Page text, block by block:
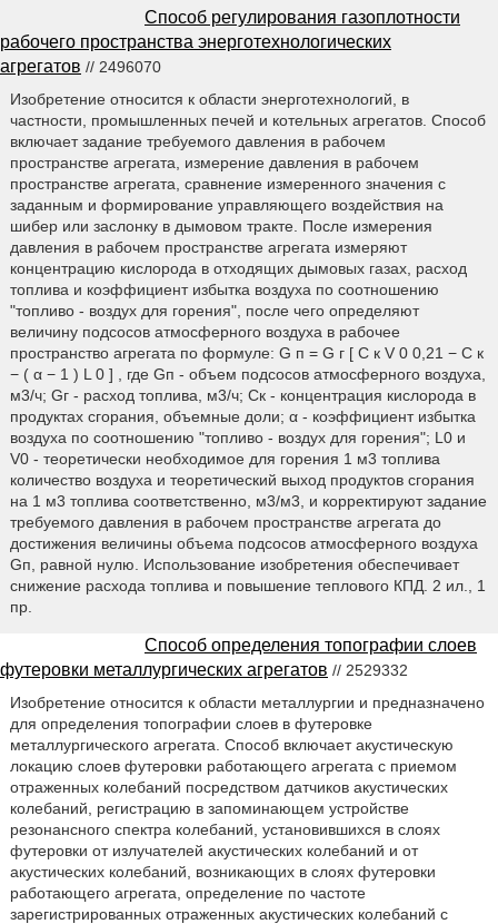
Способ регулирования газоплотности
рабочего пространства энерготехнологических
агрегатов // 2496070
Изобретение относится к области энерготехнологий, в
частности, промышленных печей и котельных агрегатов. Способ
включает задание требуемого давления в рабочем
пространстве агрегата, измерение давления в рабочем
пространстве агрегата, сравнение измеренного значения с
заданным и формирование управляющего воздействия на
шибер или заслонку в дымовом тракте. После измерения
давления в рабочем пространстве агрегата измеряют
концентрацию кислорода в отходящих дымовых газах, расход
топлива и коэффициент избытка воздуха по соотношению
"топливо - воздух для горения", после чего определяют
величину подсосов атмосферного воздуха в рабочее
пространство агрегата по формуле: G п = G г [ С к V 0 0,21 − C к
− ( α − 1 ) L 0 ] , где Gп - объем подсосов атмосферного воздуха,
м3/ч; Gг - расход топлива, м3/ч; Ск - концентрация кислорода в
продуктах сгорания, объемные доли; α - коэффициент избытка
воздуха по соотношению "топливо - воздух для горения"; L0 и
V0 - теоретически необходимое для горения 1 м3 топлива
количество воздуха и теоретический выход продуктов сгорания
на 1 м3 топлива соответственно, м3/м3, и корректируют задание
требуемого давления в рабочем пространстве агрегата до
достижения величины объема подсосов атмосферного воздуха
Gп, равной нулю. Использование изобретения обеспечивает
снижение расхода топлива и повышение теплового КПД. 2 ил., 1
пр.
Способ определения топографии слоев
футеровки металлургических агрегатов // 2529332
Изобретение относится к области металлургии и предназначено
для определения топографии слоев в футеровке
металлургического агрегата. Способ включает акустическую
локацию слоев футеровки работающего агрегата с приемом
отраженных колебаний посредством датчиков акустических
колебаний, регистрацию в запоминающем устройстве
резонансного спектра колебаний, установившихся в слоях
футеровки от излучателей акустических колебаний и от
акустических колебаний, возникающих в слоях футеровки
работающего агрегата, определение по частоте
зарегистрированных отраженных акустических колебаний с